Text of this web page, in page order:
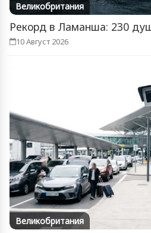
Великобритания
Рекорд в Ламанша: 230
10 Август 2026
Великобритания